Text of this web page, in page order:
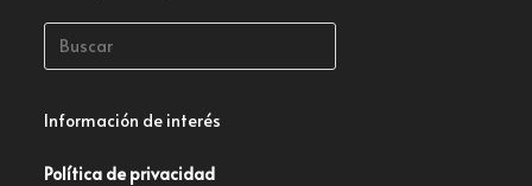
Información de interés
Política de privacidad